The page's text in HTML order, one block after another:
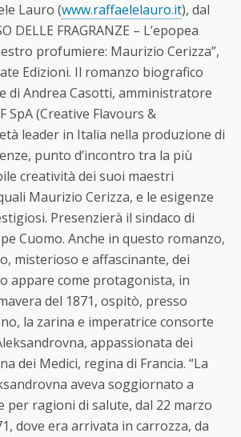
Lauro (www.raffaelelauro.it), dal
DELLE FRAGRANZE – L’epopea
profumiere: Maurizio Cerizza”,
Edizioni. Il romanzo biografico
di Andrea Casotti, amministratore
SpA (Creative Flavours &
leader in Italia nella produzione di
punto d’incontro tra la più
creatività dei suoi maestri
Maurizio Cerizza, e le esigenze
Presenzierà il sindaco di
Cuomo. Anche in questo romanzo,
misterioso e affascinante, dei
appare come protagonista, in
del 1871, ospitò, presso
la zarina e imperatrice consorte
appassionata dei
dei Medici, regina di Francia. “La
aveva soggiornato a
per ragioni di salute, dal 22 marzo
dove era arrivata in carrozza, da